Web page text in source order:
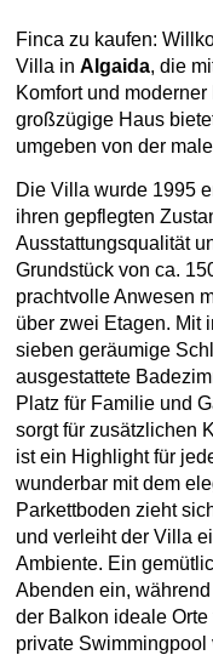
Finca zu kaufen:
Villa in Algaida, die
Komfort und
großzügige Haus
umgeben von der
Die Villa wurde 1995
ihren gepflegten
Ausstattungsqualität
Grundstück von ca.
prachtvolle Anwesen
über zwei Etagen. Mit
sieben geräumige
ausgestattete
Platz für Familie und
sorgt für zusätzlichen
ist ein Highlight für
wunderbar mit dem
Parkettboden zieht
und verleiht der Villa
Ambiente. Ein
Abenden ein,
der Balkon ideale
private Swimmingpool